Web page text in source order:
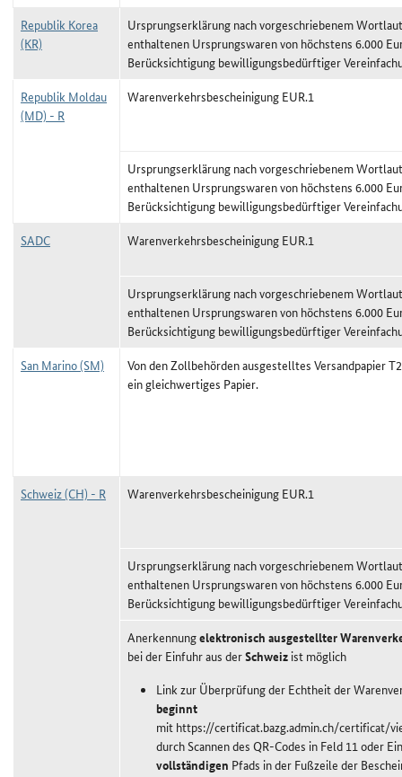
Republik Korea
(KR)
Ursprungserklärung nach vorgeschriebenem
enthaltenen Ursprungswaren von höchstens 6.000
Berücksichtigung bewilligungsbedürftiger
Republik Moldau
(MD) - R
Warenverkehrsbescheinigung EUR.1
Ursprungserklärung nach vorgeschriebenem
enthaltenen Ursprungswaren von höchstens 6.000
Berücksichtigung bewilligungsbedürftiger
SADC
Warenverkehrsbescheinigung EUR.1
Ursprungserklärung nach vorgeschriebenem
enthaltenen Ursprungswaren von höchstens 6.000
Berücksichtigung bewilligungsbedürftiger
San Marino (SM)
Von den Zollbehörden ausgestelltes Versandpapier
ein gleichwertiges Papier.
Schweiz (CH) - R Warenverkehrsbescheinigung EUR.1
Ursprungserklärung nach vorgeschriebenem
enthaltenen Ursprungswaren von höchstens 6.000
Berücksichtigung bewilligungsbedürftiger
Anerkennungelektronisch ausgestellter
bei der Einfuhr aus derSchweiz ist möglich
Link zur Überprüfung der Echtheit der
beginnt
mit https://certificat.bazg.admin.ch/certificat/
durch Scannen des QR-Codes in Feld 11 oder
vollständigen Pfads in der Fußzeile der